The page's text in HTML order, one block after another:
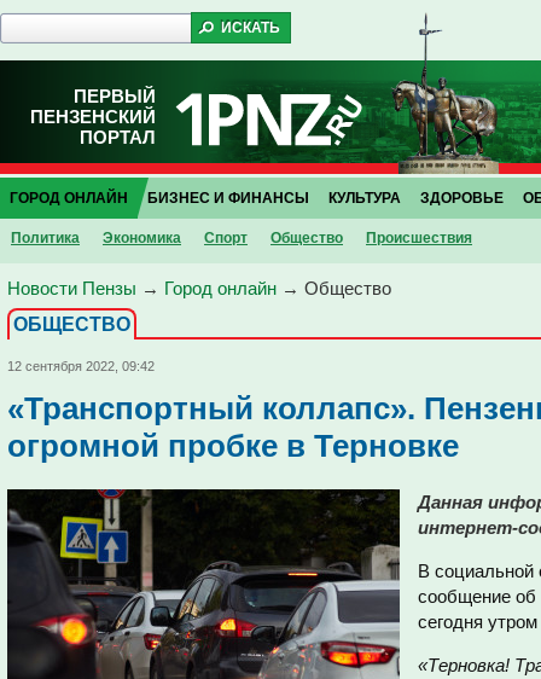
ПЕРВЫЙ
ПЕНЗЕНСКИЙ
ПОРТАЛ
ГОРОД ОНЛАЙН
Политика Экономика Спорт Общество Проиcшествия
БИЗНЕС И ФИНАНСЫ КУЛЬТУРА ЗДОРОВЬЕ
Новости Пензы → Город онлайн → Общество
ОБЩЕСТВО
12 сентября 2022, 09:42
«Транспортный коллапс».
огромной пробке в Терновке
Данная
интернет-
В социальной
сообщение об
сегодня
«Терновка!